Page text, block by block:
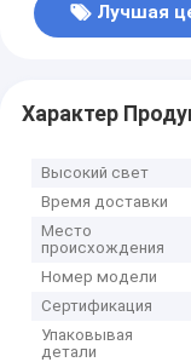
Лучшая
Характер
Высокий свет
Время доставки
Место
происхождения
Номер модели
Сертификация
Упаковывая
детали